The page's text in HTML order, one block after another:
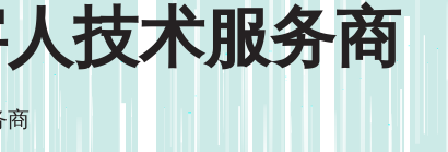
技术服务商
商